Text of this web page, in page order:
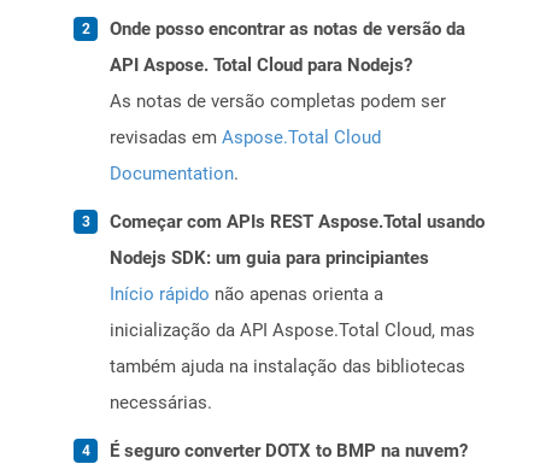
Onde posso encontrar as notas de versão da
API Aspose. Total Cloud para Nodejs?
As notas de versão completas podem ser
revisadas em Aspose.Total Cloud
Documentation.
Começar com APIs REST Aspose.Total usando
Nodejs SDK: um guia para principiantes
Início rápido não apenas orienta a
inicialização da API Aspose.Total Cloud, mas
também ajuda na instalação das bibliotecas
necessárias.
É seguro converter DOTX to BMP na nuvem?